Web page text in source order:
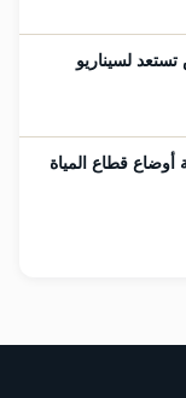
تستعد لسيناريو
قطاع المياة